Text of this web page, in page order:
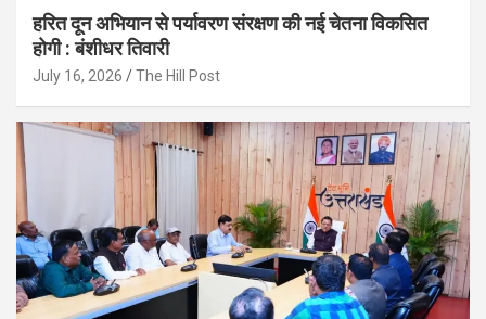
हरित दून अभियान से पर्यावरण संरक्षण की नई चेतना विकसित
होगी : बंशीधर तिवारी
July 16, 2026 The Hill Post